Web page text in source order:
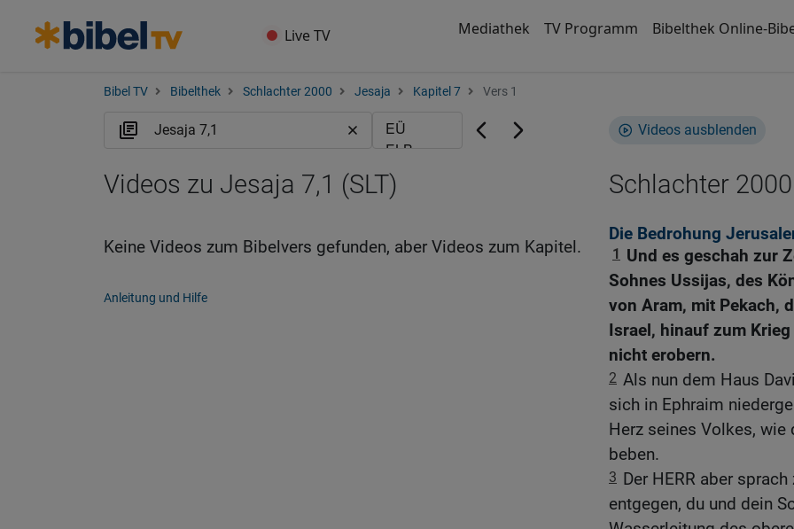
Live TV Mediathek TV Programm Bibelthek Online-
Bibel TV Bibelthek Schlachter 2000 Jesaja Kapitel 7 Vers 1
Videos ausblenden
Schlachter
Die Bedrohung
1
Und es geschah zur
Sohnes Ussijas, des
von Aram, mit Pekach,
Israel, hinauf zum
nicht erobern.
2 Als nun dem Haus
sich in Ephraim
Herz seines Volkes,
beben.
3 Der HERR aber
entgegen, du und dein
Videos zu Jesaja 7,1 (SLT)
Keine Videos zum Bibelvers gefunden, aber Videos zum Kapitel.
Anleitung und Hilfe